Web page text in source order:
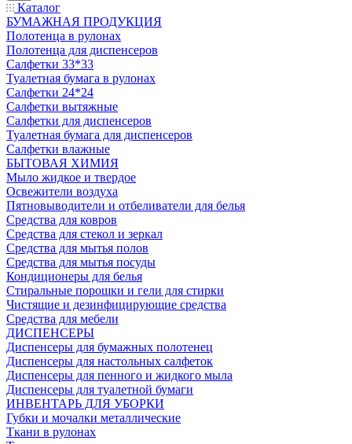
Каталог
БУМАЖНАЯ ПРОДУКЦИЯ
Полотенца в рулонах
Полотенца для диспенсеров
Салфетки 33*33
Туалетная бумага в рулонах
Салфетки 24*24
Салфетки вытяжные
Салфетки для диспенсеров
Туалетная бумага для диспенсеров
Салфетки влажные
БЫТОВАЯ ХИМИЯ
Мыло жидкое и твердое
Освежители воздуха
Пятновыводители и отбеливатели для белья
Средства для ковров
Средства для стекол и зеркал
Средства для мытья полов
Средства для мытья посуды
Кондиционеры для белья
Стиральные порошки и гели для стирки
Чистящие и дезинфицирующие средства
Средства для мебели
ДИСПЕНСЕРЫ
Диспенсеры для бумажных полотенец
Диспенсеры для настольных салфеток
Диспенсеры для пенного и жидкого мыла
Диспенсеры для туалетной бумаги
ИНВЕНТАРЬ ДЛЯ УБОРКИ
Губки и мочалки металлические
Ткани в рулонах